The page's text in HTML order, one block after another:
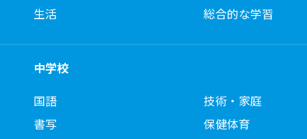
生活
総合的な学習
中学校
国語
書写
技術・家庭
保健体育